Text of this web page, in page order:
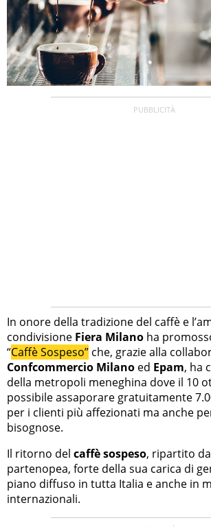
In onore della tradizione del caffè e
condivisione Fiera Milano ha
“Caffè Sospeso” che, grazie alla
Confcommercio Milano ed Epam, ha
della metropoli meneghina dove il 10
possibile assaporare gratuitamente
per i clienti più affezionati ma anche
bisognose.
Il ritorno del caffè sospeso, ripartito
partenopea, forte della sua carica di
piano diffuso in tutta Italia e anche in
internazionali.